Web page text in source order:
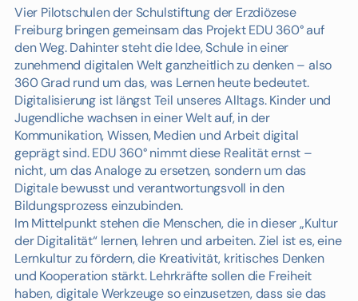
Vier Pilotschulen der Schulstiftung der Erzdiözese
Freiburg bringen gemeinsam das Projekt EDU 360° auf
den Weg. Dahinter steht die Idee, Schule in einer
zunehmend digitalen Welt ganzheitlich zu denken – also
360 Grad rund um das, was Lernen heute bedeutet.
Digitalisierung ist längst Teil unseres Alltags. Kinder und
Jugendliche wachsen in einer Welt auf, in der
Kommunikation, Wissen, Medien und Arbeit digital
geprägt sind. EDU 360° nimmt diese Realität ernst –
nicht, um das Analoge zu ersetzen, sondern um das
Digitale bewusst und verantwortungsvoll in den
Bildungsprozess einzubinden.
Im Mittelpunkt stehen die Menschen, die in dieser „Kultur
der Digitalität“ lernen, lehren und arbeiten. Ziel ist es, eine
Lernkultur zu fördern, die Kreativität, kritisches Denken
und Kooperation stärkt. Lehrkräfte sollen die Freiheit
haben, digitale Werkzeuge so einzusetzen, dass sie das